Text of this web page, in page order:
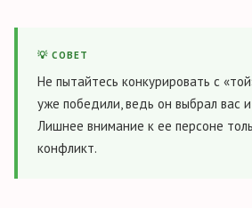
💡 СОВЕТ
Не пытайтесь конкурировать с
уже победили, ведь он выбрал вас
Лишнее внимание к ее персоне
конфликт.